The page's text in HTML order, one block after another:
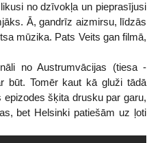
no dzīvokļa un pieprasījusi
Ā, gandrīz aizmirsu, līdzās
mūzika. Pats Veits gan filmā,
no Austrumvācijas (tiesa -
būt. Tomēr kaut kā gluži tādā
šķita drusku par garu,
bet Helsinki patiešām uz ļoti